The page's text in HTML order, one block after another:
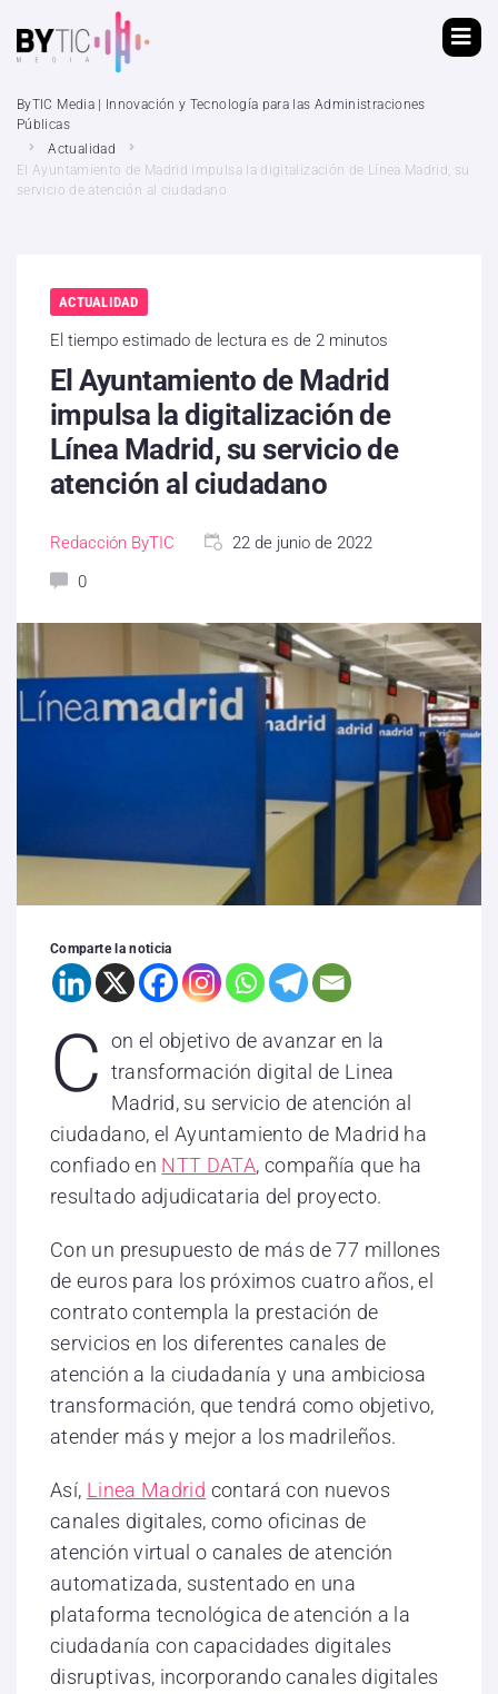
ByTIC Media | Innovación y Tecnología para las Administraciones
Públicas
Actualidad
El Ayuntamiento de Madrid impulsa la digitalización de Línea Madrid, su
servicio de atención al ciudadano
ACTUALIDAD
El tiempo estimado de lectura es de 2 minutos
El Ayuntamiento de Madrid
impulsa la digitalización de
Línea Madrid, su servicio de
atención al ciudadano
Redacción ByTIC
22 de junio de 2022
0
Comparte la noticia
C on el objetivo de avanzar en la
transformación digital de Linea
Madrid, su servicio de atención al
ciudadano, el Ayuntamiento de Madrid ha
confiado en NTT DATA, compañía que ha
resultado adjudicataria del proyecto.
Con un presupuesto de más de 77 millones
de euros para los próximos cuatro años, el
contrato contempla la prestación de
servicios en los diferentes canales de
atención a la ciudadanía y una ambiciosa
transformación, que tendrá como objetivo,
atender más y mejor a los madrileños.
Así, Linea Madrid contará con nuevos
canales digitales, como oficinas de
atención virtual o canales de atención
automatizada, sustentado en una
plataforma tecnológica de atención a la
ciudadanía con capacidades digitales
disruptivas, incorporando canales digitales